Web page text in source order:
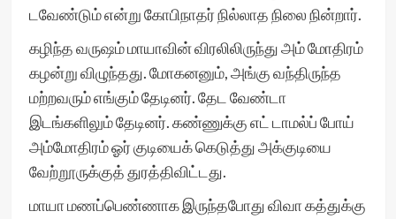
டவேண்டும் என்று கோபிநாதர் நில்லாத நிலை நின்றார்.
கழிந்த வருஷம் மாயாவின் விரலிலிருந்து அம் மோதிரம்
கழன்று விழுந்தது. மோகனனும், அங்கு வந்திருந்த
மற்றவரும் எங்கும் தேடினர். தேட வேண்டா
இடங்களிலும் தேடினர். கண்ணுக்கு எட் டாமல்ப் போய்
அம்மோதிரம் ஓர் குடியைக் கெடுத்து அக்குடியை
வேற்றூருக்குத் துரத்திவிட்டது.
மாயா மணப்பெண்ணாக இருந்தபோது விவா கத்துக்கு